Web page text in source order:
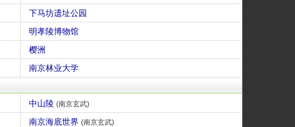
下马坊遗址公园
明孝陵博物馆
樱洲
南京林业大学
中山陵 (南京玄武)
南京海底世界 (南京玄武)